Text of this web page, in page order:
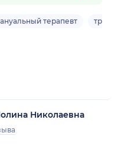
терапевт
Николаевна